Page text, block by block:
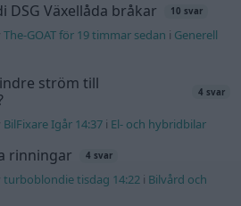
DSG Växellåda bråkar 10 svar
The-GOAT för 19 timmar sedan i Generell
ström till
4 svar
BilFixare Igår 14:37 i El- och hybridbilar
rinningar 4 svar
turboblondie tisdag 14:22 i Bilvård och